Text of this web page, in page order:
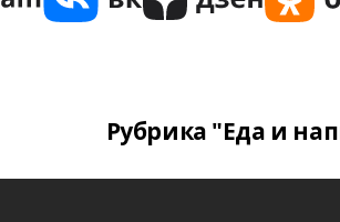
Рубрика "Еда и